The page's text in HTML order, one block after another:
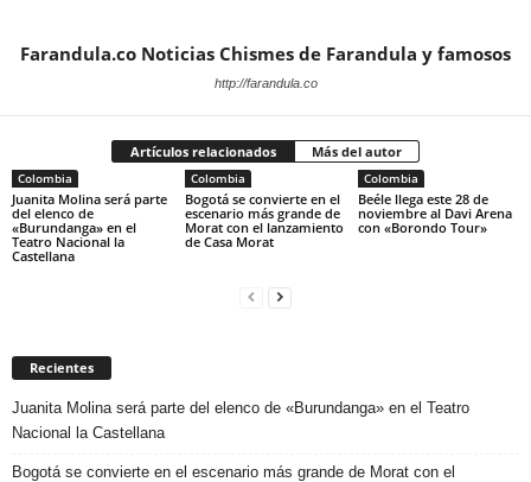
Farandula.co Noticias Chismes de Farandula y famosos
http://farandula.co
Artículos relacionados Más del autor
Colombia
Juanita Molina será parte
del elenco de
«Burundanga» en el
Teatro Nacional la
Castellana
Colombia
Bogotá se convierte en el
escenario más grande de
Morat con el lanzamiento
de Casa Morat
Colombia
Beéle llega este 28 de
noviembre al Davi Arena
con «Borondo Tour»
Recientes
Juanita Molina será parte del elenco de «Burundanga» en el Teatro
Nacional la Castellana
Bogotá se convierte en el escenario más grande de Morat con el